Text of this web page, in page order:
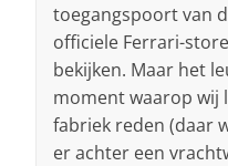
toegangspoort van
officiele Ferrari-
bekijken. Maar het
moment waarop wij
fabriek reden (daar
er achter een